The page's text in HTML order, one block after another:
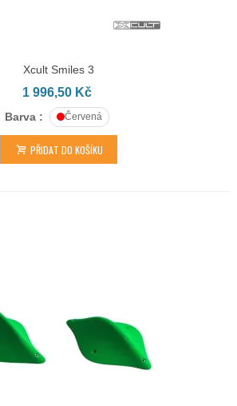
Xcult Smiles 3
1 996,50 Kč
Barva : Červená
PŘIDAT DO KOŠÍKU